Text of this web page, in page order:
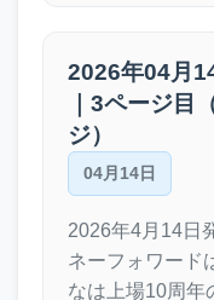
2026年04月
｜3ページ目
ジ）
04月14日
2026年4月14日
ネーフォワード
なは上場10周年